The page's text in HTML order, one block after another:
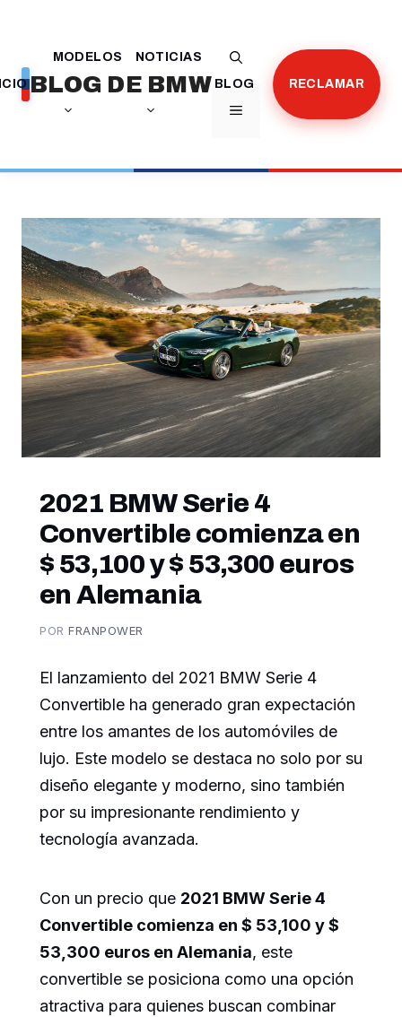
contenido
BLOG DE BMW
MENÚ
MODELOS
NOTICIAS
BLOG
RECLAMAR
2021 BMW Serie 4
Convertible comienza en
$ 53,100 y $ 53,300 euros
en Alemania
PORFRANPOWER
El lanzamiento del 2021 BMW Serie 4
Convertible ha generado gran expectación
entre los amantes de los automóviles de
lujo. Este modelo se destaca no solo por su
diseño elegante y moderno, sino también
por su impresionante rendimiento y
tecnología avanzada.
Con un precio que 2021 BMW Serie 4
Convertible comienza en $ 53,100 y $
53,300 euros en Alemania, este
convertible se posiciona como una opción
atractiva para quienes buscan combinar